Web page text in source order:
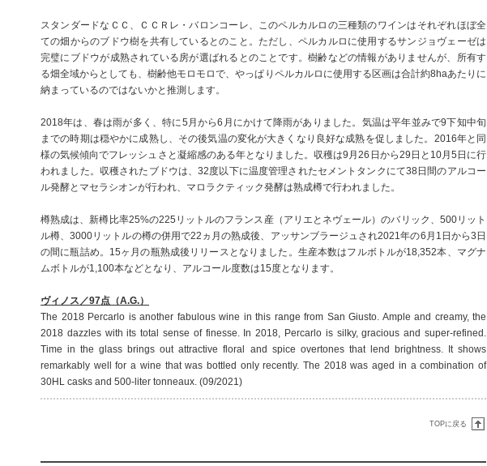
スタンダードなＣＣ、ＣＣＲレ・バロンコーレ、このペルカルロの三種類のワインはそれぞれほぼ全
ての畑からのブドウ樹を共有しているとのこと。ただし、ペルカルロに使用するサンジョヴェーゼは
完璧にブドウが成熟されている房が選ばれるとのことです。樹齢などの情報がありませんが、所有す
る畑全域からとしても、樹齢他モロモロで、やっぱりペルカルロに使用する区画は合計約8haあたりに
納まっているのではないかと推測します。
2018年は、春は雨が多く、特に5月から6月にかけて降雨がありました。気温は平年並みで9下知中旬
までの時期は穏やかに成熟し、その後気温の変化が大きくなり良好な成熟を促しました。2016年と同
様の気候傾向でフレッシュさと凝縮感のある年となりました。収穫は9月26日から29日と10月5日に行
われました。収穫されたブドウは、32度以下に温度管理されたセメントタンクにて38日間のアルコー
ル発酵とマセラシオンが行われ、マロラクティック発酵は熟成樽で行われました。
樽熟成は、新樽比率25%の225リットルのフランス産（アリエとネヴェール）のバリック、500リット
ル樽、3000リットルの樽の併用で22ヵ月の熟成後、アッサンブラージュされ2021年の6月1日から3日
の間に瓶詰め。15ヶ月の瓶熟成後リリースとなりました。生産本数はフルボトルが18,352本、マグナ
ムボトルが1,100本などとなり、アルコール度数は15度となります。
ヴィノス／97点（A.G.）
The 2018 Percarlo is another fabulous wine in this range from San Giusto. Ample and creamy, the
2018 dazzles with its total sense of finesse. In 2018, Percarlo is silky, gracious and super-refined.
Time in the glass brings out attractive floral and spice overtones that lend brightness. It shows
remarkably well for a wine that was bottled only recently. The 2018 was aged in a combination of
30HL casks and 500-liter tonneaux. (09/2021)
TOPに戻る